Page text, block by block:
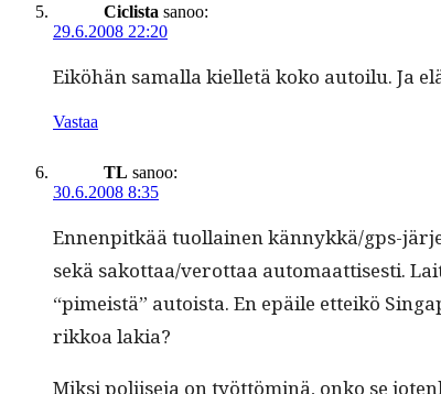
Ciclista sanoo:
29.6.2008 22:20
Eiköhän samal­la kiel­letä koko autoilu. Ja
Vastaa
TL sanoo:
30.6.2008 8:35
Ennen­pitkää tuol­lainen kän­nykkä/g­ps-
sekä sakottaa/verottaa automaat­tis­es­ti.
“pimeistä” autoista. En epäile etteikö
rikkoa lakia?
Mik­si poli­ise­ja on työt­töminä, onko se